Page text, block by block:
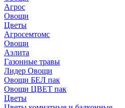
Агрос
Овощи
Цветы
Агросемтомс
Овощи
Аэлита
Газонные травы
Лидер Овощи
Овощи БЕЛ пак
Овощи ЦВЕТ пак
Цветы